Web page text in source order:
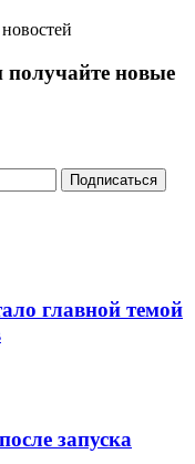
новые
главной темой
запуска